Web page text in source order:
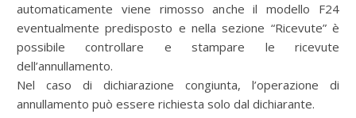
automaticamente viene rimosso anche il modello F24
eventualmente predisposto e nella sezione “Ricevute” è
possibile controllare e stampare le ricevute
dell’annullamento.
Nel caso di dichiarazione congiunta, l’operazione di
annullamento può essere richiesta solo dal dichiarante.